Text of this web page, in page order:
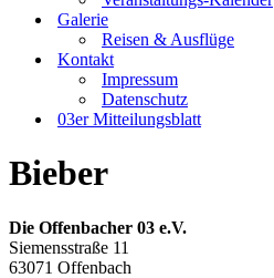
Galerie
Reisen & Ausflüge
Kontakt
Impressum
Datenschutz
03er Mitteilungsblatt
Bieber
Die Offenbacher 03 e.V.
Siemensstraße 11
63071 Offenbach